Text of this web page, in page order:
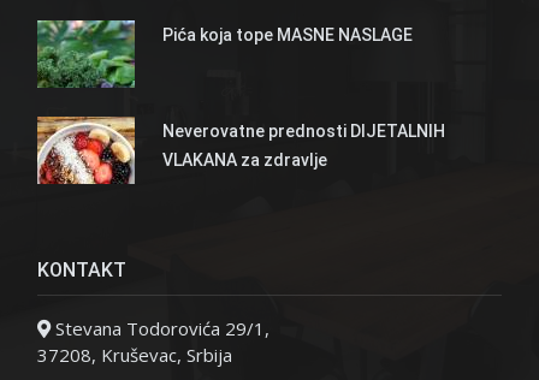
Pića koja tope MASNE NASLAGE
Neverovatne prednosti DIJETALNIH
VLAKANA za zdravlje
KONTAKT
Stevana Todorovića 29/1,
37208, Kruševac, Srbija